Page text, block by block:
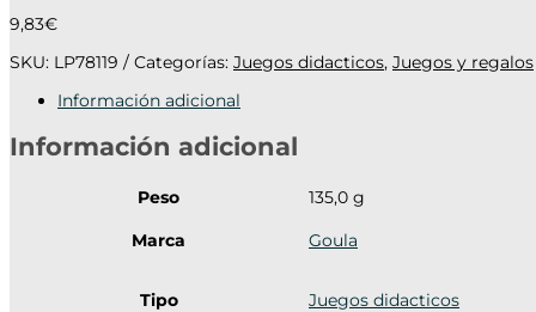
9,83€
SKU: LP78119 Categorías: Juegos didacticos, Juegos y regalos
Información adicional
Información adicional
Peso
135,0 g
Marca
Goula
Tipo Juegos didacticos